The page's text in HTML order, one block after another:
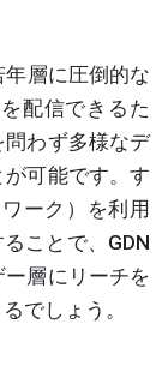
年層に圧倒的な
配信できるた
わず多様なデ
可能です。す
ーク）を利用
ことで、GDN
層にリーチを
でしょう。